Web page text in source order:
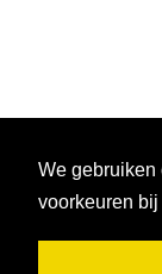
We gebruiken
voorkeuren